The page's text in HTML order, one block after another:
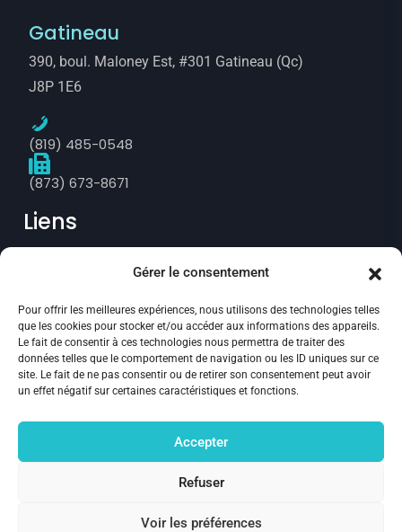
Gérer le consentement
Pour offrir les meilleures expériences, nous utilisons des technologies telles
que les cookies pour stocker et/ou accéder aux informations des appareils.
Le fait de consentir à ces technologies nous permettra de traiter des
données telles que le comportement de navigation ou les ID uniques sur ce
site. Le fait de ne pas consentir ou de retirer son consentement peut avoir
un effet négatif sur certaines caractéristiques et fonctions.
Accepter
Refuser
Voir les préférences
Gatineau
390, boul. Maloney Est, #301 Gatineau (Qc)
J8P 1E6
(819) 485-0548
(873) 673-8671
Liens
Politique de confidentialité
Annulation et remboursement
Politique des fichiers témoins
Suivez-nous :